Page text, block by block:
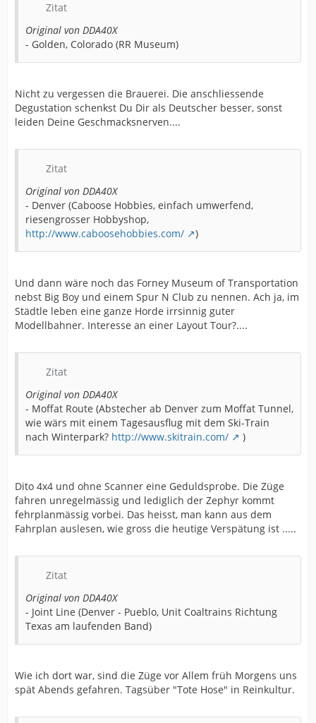
Zitat
Original von DDA40X
- Golden, Colorado (RR Museum)
Nicht zu vergessen die Brauerei. Die anschliessende
Degustation schenkst Du Dir als Deutscher besser, sonst
leiden Deine Geschmacksnerven....
Zitat
Original von DDA40X
- Denver (Caboose Hobbies, einfach umwerfend,
riesengrosser Hobbyshop,
http://www.caboosehobbies.com/
)
Und dann wäre noch das Forney Museum of Transportation
nebst Big Boy und einem Spur N Club zu nennen. Ach ja, im
Städtle leben eine ganze Horde irrsinnig guter
Modellbahner. Interesse an einer Layout Tour?....
Zitat
Original von DDA40X
- Moffat Route (Abstecher ab Denver zum Moffat Tunnel,
wie wärs mit einem Tagesausflug mit dem Ski-Train
nach Winterpark? http://www.skitrain.com/ )
Dito 4x4 und ohne Scanner eine Geduldsprobe. Die Züge
fahren unregelmässig und lediglich der Zephyr kommt
fehrplanmässig vorbei. Das heisst, man kann aus dem
Fahrplan auslesen, wie gross die heutige Verspätung ist .....
Zitat
Original von DDA40X
- Joint Line (Denver - Pueblo, Unit Coaltrains Richtung
Texas am laufenden Band)
Wie ich dort war, sind die Züge vor Allem früh Morgens uns
spät Abends gefahren. Tagsüber "Tote Hose" in Reinkultur.